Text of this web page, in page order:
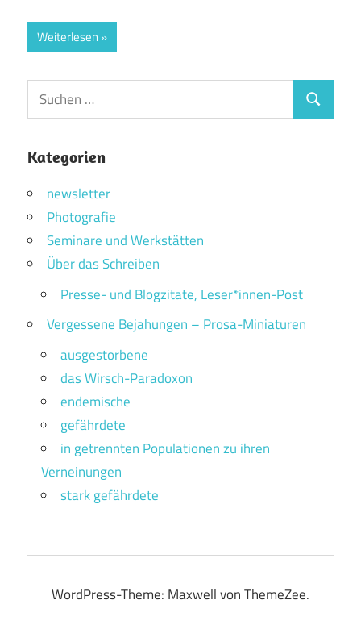
Weiterlesen
Suchen
nach:
Suchen
Kategorien
newsletter
Photografie
Seminare und Werkstätten
Über das Schreiben
Presse- und Blogzitate, Leser*innen-Post
Vergessene Bejahungen – Prosa-Miniaturen
ausgestorbene
das Wirsch-Paradoxon
endemische
gefährdete
in getrennten Populationen zu ihren
Verneinungen
stark gefährdete
WordPress-Theme: Maxwell von ThemeZee.